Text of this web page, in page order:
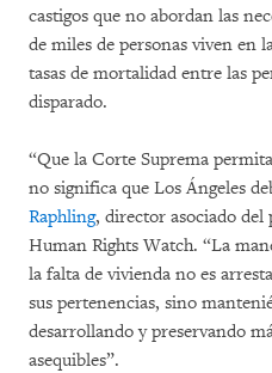
castigos que no abordan las
de miles de personas viven en
tasas de mortalidad entre las
disparado.
“Que la Corte Suprema
no significa que Los Ángeles
Raphling, director asociado del
Human Rights Watch. “La
la falta de vivienda no es
sus pertenencias, sino
desarrollando y preservando
asequibles”.